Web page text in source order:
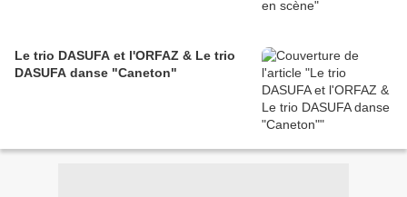
Le trio DASUFA et l'ORFAZ & Le trio
DASUFA danse "Caneton"